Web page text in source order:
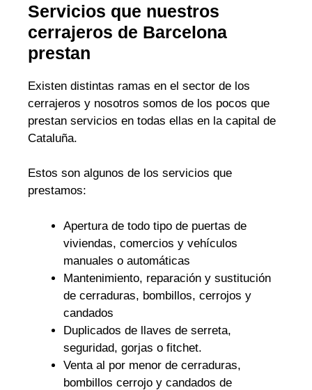
Servicios que nuestros
cerrajeros de Barcelona
prestan
Existen distintas ramas en el sector de los
cerrajeros y nosotros somos de los pocos que
prestan servicios en todas ellas en la capital de
Cataluña.
Estos son algunos de los servicios que
prestamos:
Apertura de todo tipo de puertas de
viviendas, comercios y vehículos
manuales o automáticas
Mantenimiento, reparación y sustitución
de cerraduras, bombillos, cerrojos y
candados
Duplicados de llaves de serreta,
seguridad, gorjas o fitchet.
Venta al por menor de cerraduras,
bombillos cerrojo y candados de